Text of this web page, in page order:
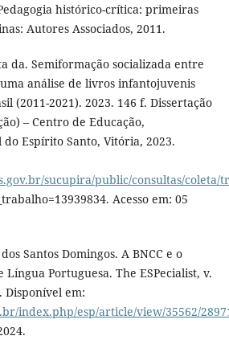
histórico-crítica: primeiras
Autores Associados, 2011.
da. Semiformação socializada entre
análise de livros infantojuvenis
(2011-2021). 2023. 146 f. Dissertação
– Centro de Educação,
Espírito Santo, Vitória, 2023.
sucupira/public/consultas/coleta/
Acesso em: 05
Santos Domingos. A BNCC e o
Portuguesa. The ESPecialist, v.
Disponível em:
index.php/esp/article/view/35562/